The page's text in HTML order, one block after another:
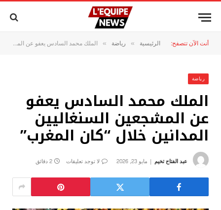
أنت الآن تتصفح: الرئيسية » رياضة » الملك محمد السادس يعفو عن المشجعين السنغاليين المدانين خلال “كان المغرب”
رياضة
الملك محمد السادس يعفو
عن المشجعين السنغاليين
المدانين خلال “كان المغرب”
عبد الفتاح تخيم مايو 23, 2026 لا توجد تعليقات 2 دقائق